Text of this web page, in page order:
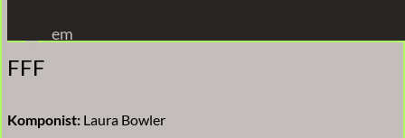
Inhalt
springen
em
FFF
Komponist: Laura Bowler